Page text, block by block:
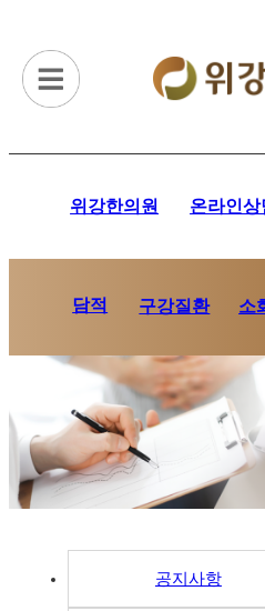
위강한의원 온라인상
담적 구강질환 소
공지사항